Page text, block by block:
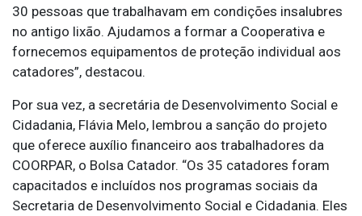
30 pessoas que trabalhavam em condições insalubres
no antigo lixão. Ajudamos a formar a Cooperativa e
fornecemos equipamentos de proteção individual aos
catadores”, destacou.
Por sua vez, a secretária de Desenvolvimento Social e
Cidadania, Flávia Melo, lembrou a sanção do projeto
que oferece auxílio financeiro aos trabalhadores da
COORPAR, o Bolsa Catador. “Os 35 catadores foram
capacitados e incluídos nos programas sociais da
Secretaria de Desenvolvimento Social e Cidadania. Eles